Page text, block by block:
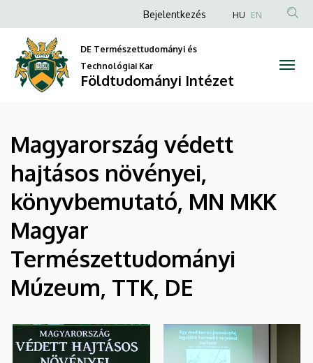
Földtudományi
Intézet
a
tartalomra
Anonim
fiók
menüje
Bejelentkezés HU EN
DE Természettudományi és
Technológiai Kar
Földtudományi Intézet
Magyarország védett
hajtásos növényei,
könyvbemutató, MN MKK
Magyar
Természettudományi
Múzeum, TTK, DE